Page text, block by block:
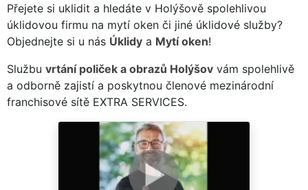
Přejete si uklidit a hledáte v Holýšově spolehlivou
úklidovou firmu na mytí oken či jiné úklidové služby?
Objednejte si u nás Úklidy a Mytí oken!
Službu vrtání poliček a obrazů Holýšov vám spolehlivě
a odborně zajistí a poskytnou členové mezinárodní
franchisové sítě EXTRA SERVICES.